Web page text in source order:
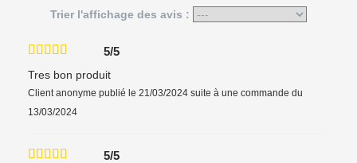
Trier l'affichage des avis :
5/5
Tres bon produit
Client anonyme publié le 21/03/2024 suite à une commande du
13/03/2024
5/5